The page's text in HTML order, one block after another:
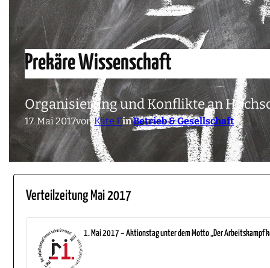
Prekäre Wissenschaft
Organisierung und Konflikte an
17. Mai 2017vonKäte F.inBetrieb & Gesellschaft
Verteilzeitung Mai 2017
1. Mai 2017 – Aktionstag unter dem Motto „Der Arbeitskampf